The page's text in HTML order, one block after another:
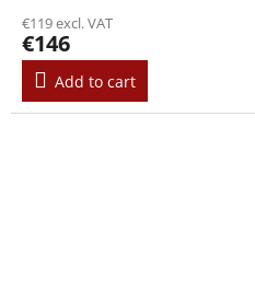
€119 excl. VAT
€146
Add to cart